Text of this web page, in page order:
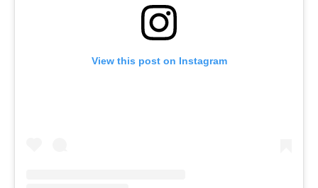
View this post on Instagram